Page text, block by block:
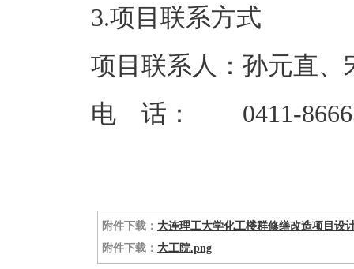
3.项目联系方式
项目联系人：孙元直、
电 话： 0411-
附件下载： 大连理工大学化工楼群修缮改造项目设
附件下载： 大工院.png